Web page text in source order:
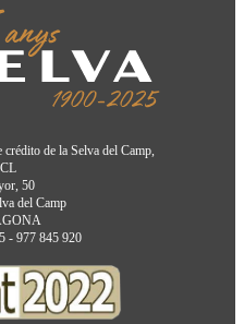
de la Selva del Camp,
50
del Camp
- 977 845 920